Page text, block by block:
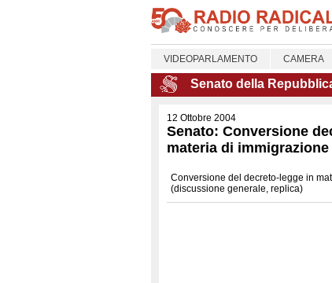
VIDEOPARLAMENTO CAMERA
Senato della
12 Ottobre 2004
Senato: Conversione
materia di immigrazione
Conversione del decreto-legge in
(discussione generale, replica)